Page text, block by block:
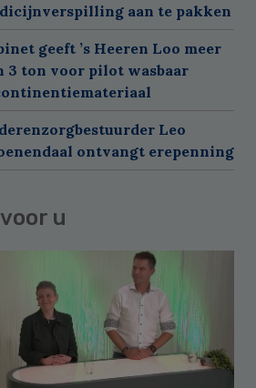
aan te pakken
geeft ’s Heeren Loo meer
3 ton voor pilot wasbaar
Leo
ontvangt erepenning
u